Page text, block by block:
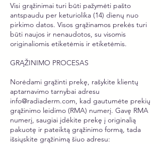
Visi grąžinimai turi būti pažymėti pašto
antspaudu per keturiolika (14) dienų nuo
pirkimo datos. Visos grąžinamos prekės turi
būti naujos ir nenaudotos, su visomis
originaliomis etiketėmis ir etiketėmis.
GRĄŽINIMO PROCESAS
Norėdami grąžinti prekę, rašykite klientų
aptarnavimo tarnybai adresu
info@radiaderm.com, kad gautumėte prekių
grąžinimo leidimo (RMA) numerį. Gavę RMA
numerį, saugiai įdėkite prekę į originalią
pakuotę ir pateiktą grąžinimo formą, tada
išsiųskite grąžinimą šiuo adresu: